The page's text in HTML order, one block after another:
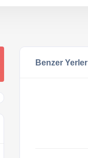
Benzer Yerler